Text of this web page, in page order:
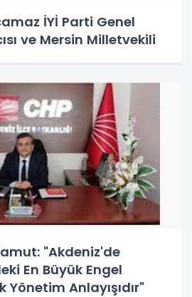
İYİ Parti Genel
ve Mersin Milletvekili
"Akdeniz'de
En Büyük Engel
Yönetim Anlayışıdır"